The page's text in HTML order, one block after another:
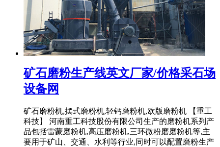
矿石磨粉生产线英文厂家/价格采石场
设备网
矿石磨粉机,摆式磨粉机,轻钙磨粉机,欧版磨粉机 【重工
科技】 河南重工科技股份有限公司生产的磨粉机系列产
品包括雷蒙磨粉机,高压磨粉机,三环微粉磨磨粉机等,主
要用于矿山、交通、水利等行业,同时可以配置磨粉生产